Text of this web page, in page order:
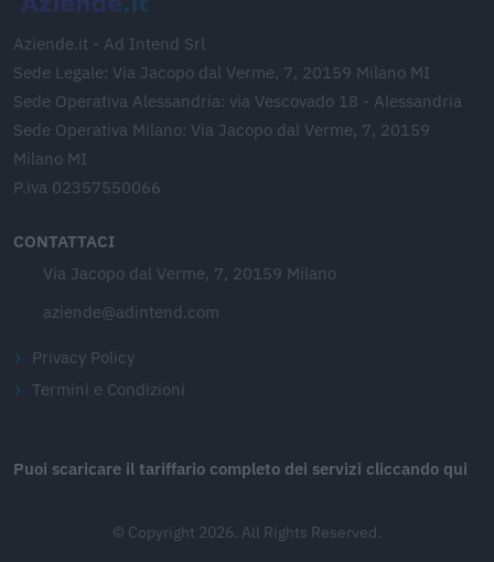
Aziende.it - Ad Intend Srl
Sede Legale: Via Jacopo dal Verme, 7, 20159 Milano MI
Sede Operativa Alessandria: via Vescovado 18 - Alessandria
Sede Operativa Milano: Via Jacopo dal Verme, 7, 20159
Milano MI
P.iva 02357550066
CONTATTACI
Via Jacopo dal Verme, 7, 20159 Milano
aziende@adintend.com
Privacy Policy
Termini e Condizioni
Puoi scaricare il tariffario completo dei servizi cliccando qui
© Copyright 2026. All Rights Reserved.